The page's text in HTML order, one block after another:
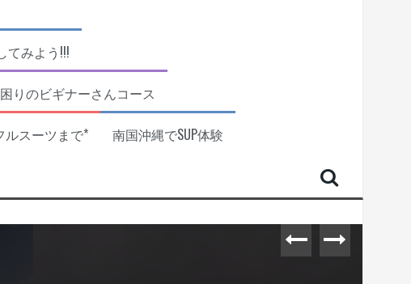
みよう!!!
りのビギナーさんコース
ルスーツまで* 南国沖縄でSUP体験